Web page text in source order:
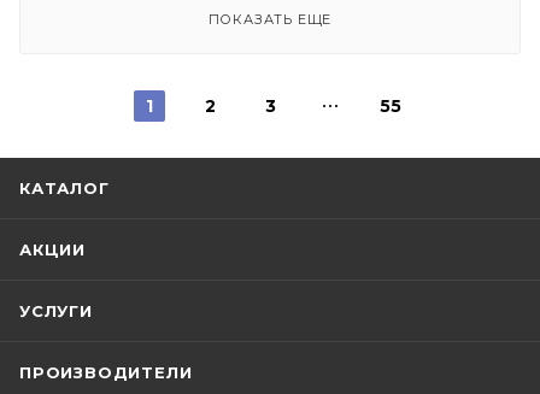
ПОКАЗАТЬ ЕЩЕ
1 2 3 55
КАТАЛОГ
АКЦИИ
УСЛУГИ
ПРОИЗВОДИТЕЛИ